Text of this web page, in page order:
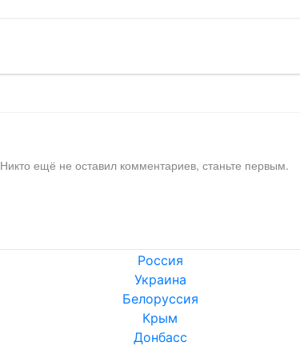
Никто ещё не оставил комментариев, станьте первым.
Россия
Украина
Белоруссия
Крым
Донбасс